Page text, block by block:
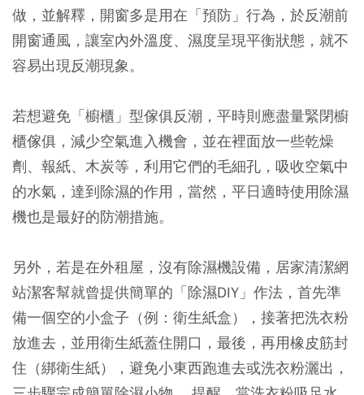
做，並解釋，開窗多是用在「預防」行為，於反潮前
開窗通風，讓室內外溫度、濕度呈現平衡狀態，就不
容易出現反潮現象。
若想避免「櫥櫃」型傢俱反潮，平時則應盡量緊閉櫥
櫃傢俱，減少空氣進入機會，並在裡面放一些乾燥
劑、報紙、木炭等，利用它們的毛細孔，吸收空氣中
的水氣，達到除濕的作用，當然，平日適時使用除濕
機也是最好的防潮措施。
另外，若是在外租屋，沒有除濕機設備，居家清潔網
站潔客幫就曾提供簡單的「除濕DIY」作法，首先準
備一個空的小盒子（例：衛生紙盒），接著把洗衣粉
放進去，並用衛生紙蓋住開口，最後，再用橡皮筋封
住（綁衛生紙），避免小東西跑進去或洗衣粉灑出，